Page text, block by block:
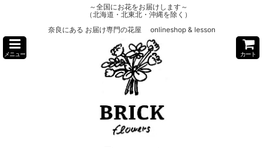
～全国にお花をお届けします～
（北海道・北東北・沖縄を除く）
奈良にある お届け専門の花屋 onlineshop & lesson
メニュー カート